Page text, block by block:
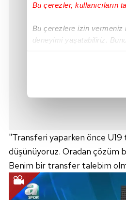
Bu çerezler, kullanıcıların
Bu çerezlere izin vermeniz
deneyimi yaşatabiliriz.
Her halükârda,
amacıyla
reklam/pazarlama
Çerezlere ilişkin
butonuna tıklayabilir,
"Transferi yaparken önce U19
düşünüyoruz. Oradan çözüm
Benim bir transfer talebim